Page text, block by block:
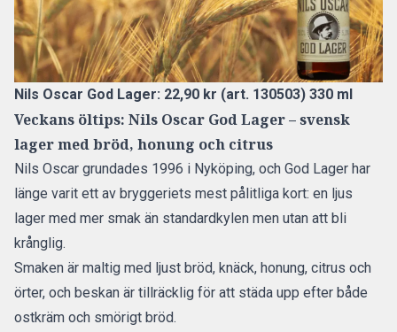
Nils Oscar God Lager: 22,90 kr (art. 130503) 330 ml
Veckans öltips: Nils Oscar God Lager – svensk
lager med bröd, honung och citrus
Nils Oscar grundades 1996 i Nyköping, och God Lager har
länge varit ett av bryggeriets mest pålitliga kort: en ljus
lager med mer smak än standardkylen men utan att bli
krånglig.
Smaken är maltig med ljust bröd, knäck, honung, citrus och
örter, och beskan är tillräcklig för att städa upp efter både
ostkräm och smörigt bröd.